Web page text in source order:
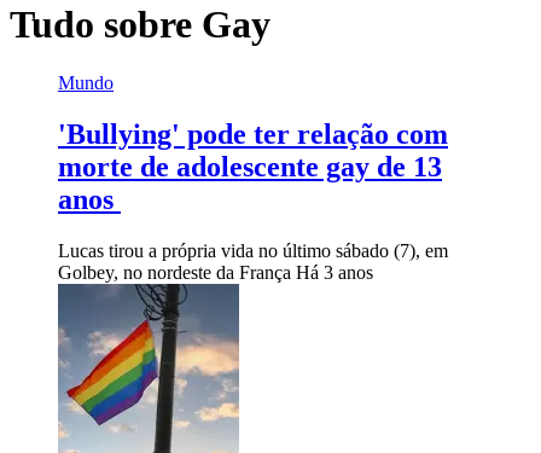
Tudo sobre Gay
Mundo
'Bullying' pode ter relação com
morte de adolescente gay de 13
anos
Lucas tirou a própria vida no último sábado (7), em
Golbey, no nordeste da França Há 3 anos